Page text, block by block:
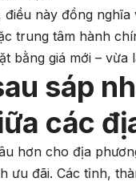
này đồng
trung tâm hành
bằng giá mới –
sáp
các
hơn cho địa
ưu đãi. Các tỉnh,